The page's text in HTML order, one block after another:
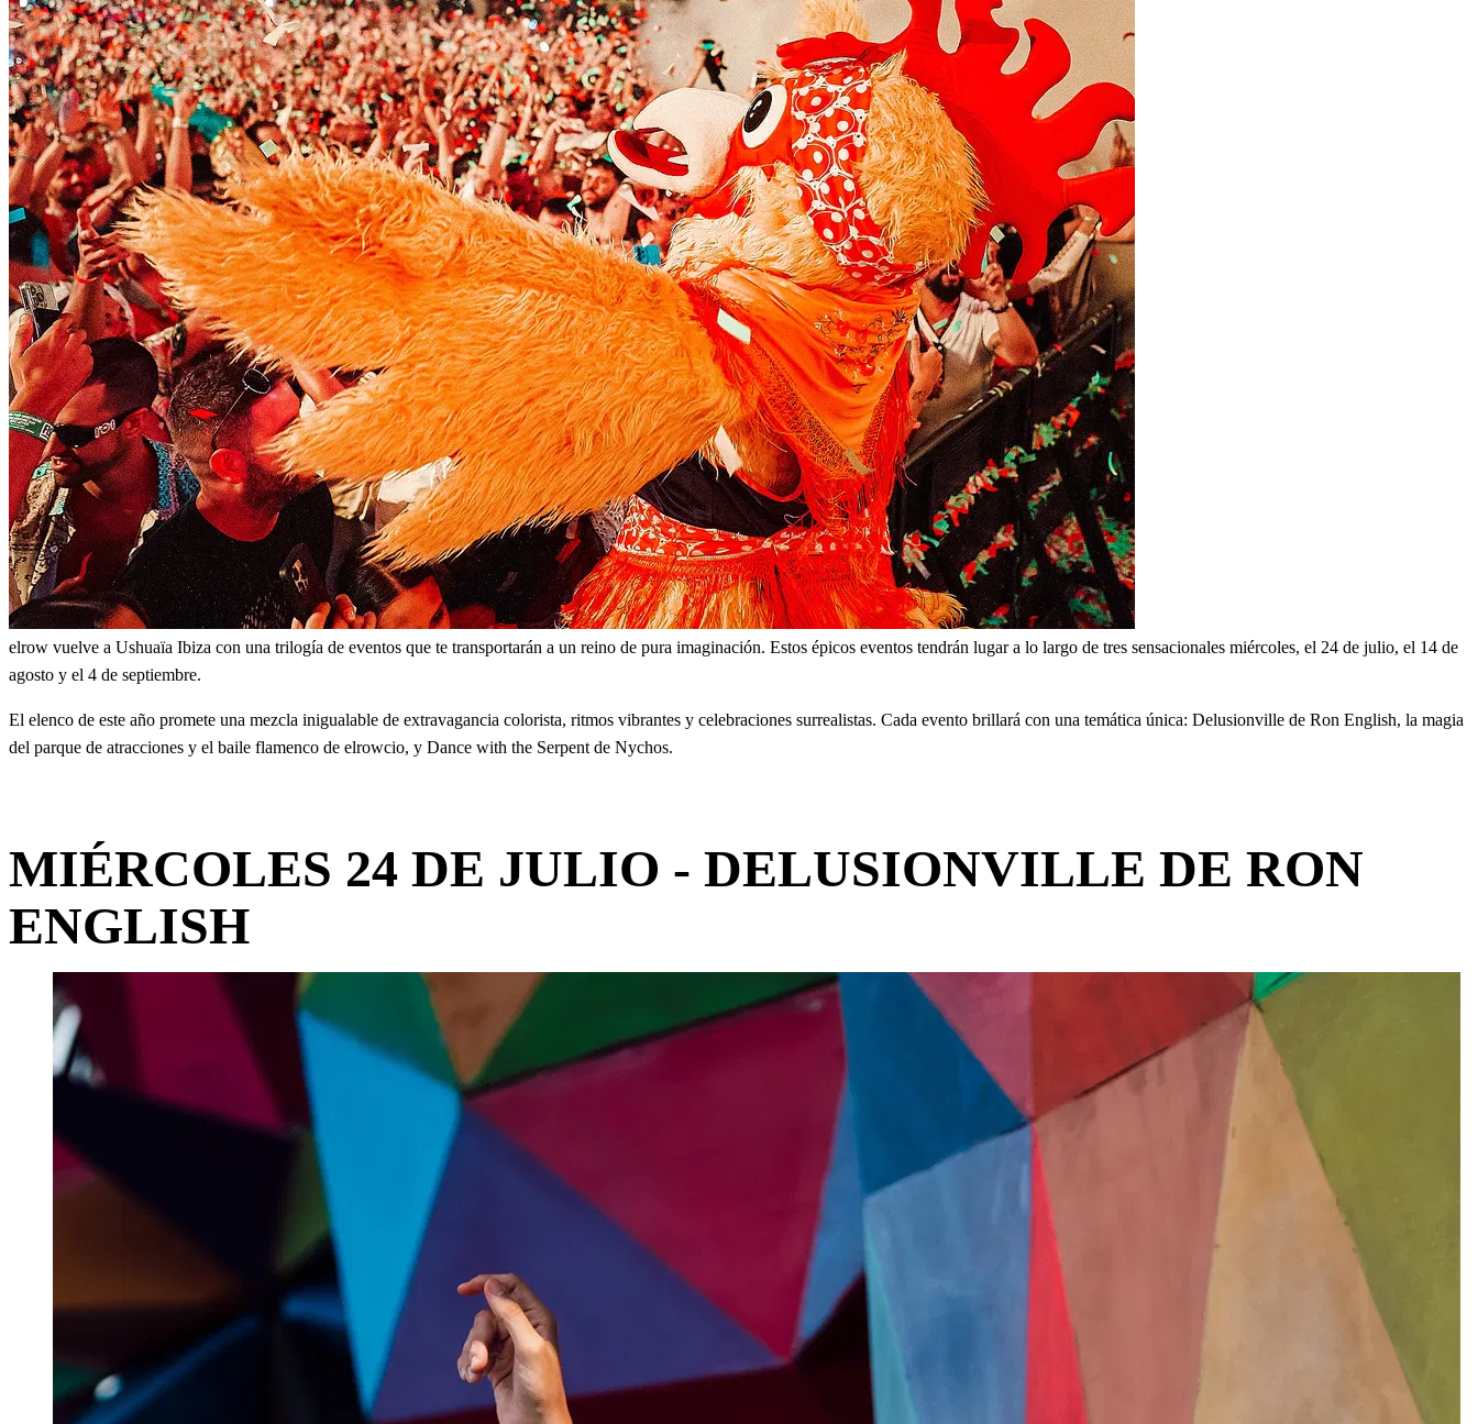
elrow vuelve a Ushuaïa Ibiza con una trilogía de eventos que te transportarán a un reino de pura imaginación. Estos épicos eventos tendrán lugar a lo largo de tres sensacionales miércoles, el 24 de julio, el 14 de
agosto y el 4 de septiembre.
El elenco de este año promete una mezcla inigualable de extravagancia colorista, ritmos vibrantes y celebraciones surrealistas. Cada evento brillará con una temática única: Delusionville de Ron English, la magia
del parque de atracciones y el baile flamenco de elrowcio, y Dance with the Serpent de Nychos.
MIÉRCOLES 24 DE JULIO - DELUSIONVILLE DE RON
ENGLISH